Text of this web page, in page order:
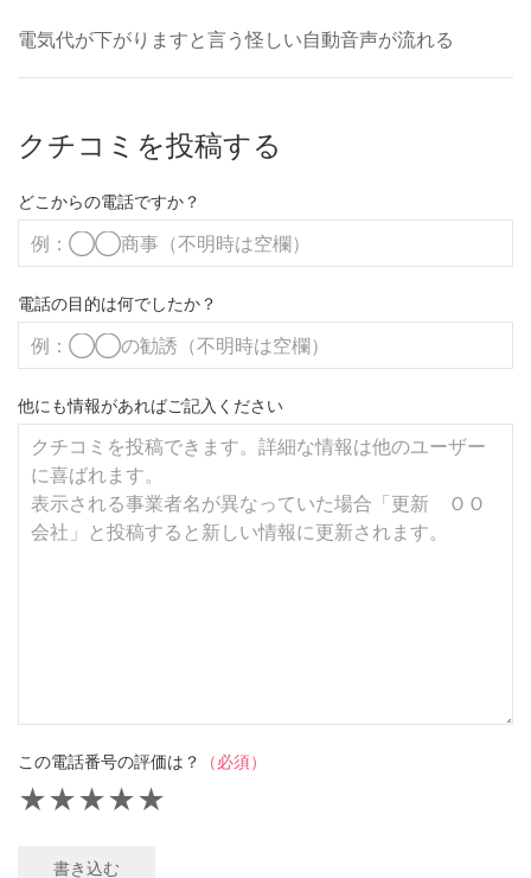
電気代が下がりますと言う怪しい自動音声が流れる
クチコミを投稿する
どこからの電話ですか？
電話の目的は何でしたか？
他にも情報があればご記入ください
この電話番号の評価は？ （必須）
★
★
★
★
★
書き込む